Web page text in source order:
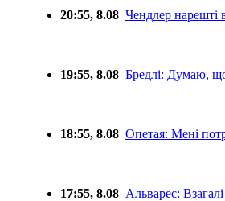
20:55, 8.08 Чендлер нарешті
19:55, 8.08 Бредлі: Думаю,
18:55, 8.08 Опетая: Мені
17:55, 8.08 Альварес: